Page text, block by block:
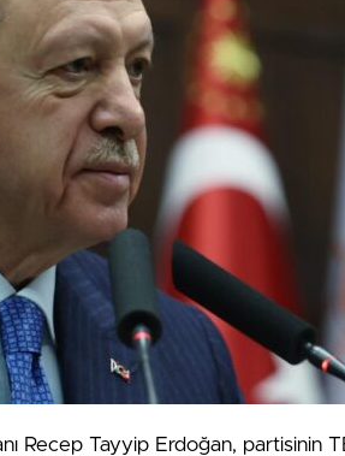
Recep Tayyip Erdoğan, partisinin